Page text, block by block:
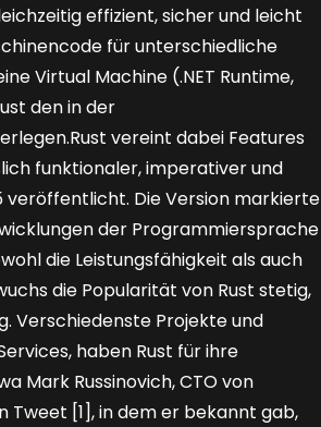
effizient, sicher und leicht
für unterschiedliche
Virtual Machine (.NET Runtime,
den in der
vereint dabei Features
funktionaler, imperativer und
veröffentlicht. Die Version markierte
der Programmiersprache
die Leistungsfähigkeit als auch
die Popularität von Rust stetig,
Verschiedenste Projekte und
haben Rust für ihre
Mark Russinovich, CTO von
Tweet [1], in dem er bekannt gab,